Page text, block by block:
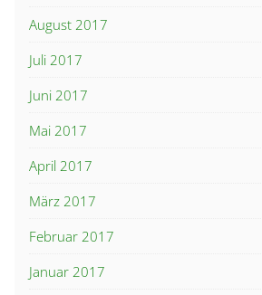
August 2017
Juli 2017
Juni 2017
Mai 2017
April 2017
März 2017
Februar 2017
Januar 2017